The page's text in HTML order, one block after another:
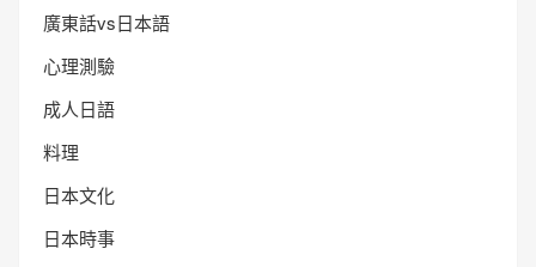
廣東話vs日本語
心理測驗
成人日語
料理
日本文化
日本時事